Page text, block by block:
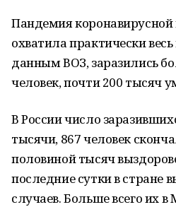
Пандемия коронавирусной
охватила практически
данным ВОЗ, заразились
человек, почти 200 тысяч
В России число
тысячи, 867 человек
половиной тысяч
последние сутки в стране
случаев. Больше всего их в